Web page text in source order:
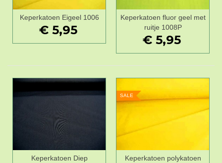
Keperkatoen Eigeel 1006
€ 5,95
Keperkatoen fluor geel met
ruitje 1008P
€ 5,95
Keperkatoen Diep
SALE
Keperkatoen polykatoen